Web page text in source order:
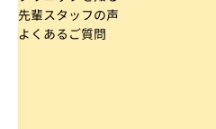
先輩スタッフの声
よくあるご質問